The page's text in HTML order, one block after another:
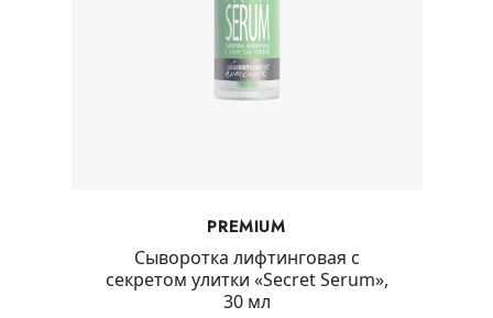
PREMIUM
Сыворотка лифтинговая с
секретом улитки «Secret Serum»,
30 мл